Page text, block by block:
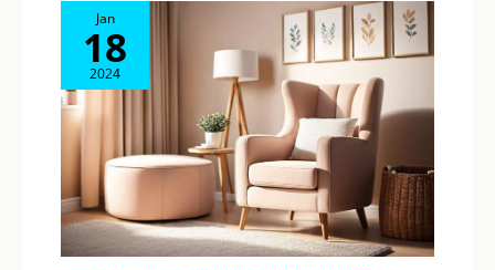
Jan
18
2024